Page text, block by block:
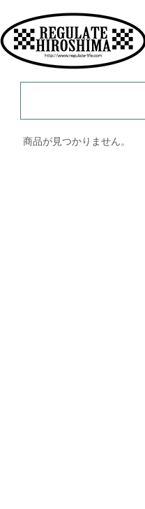
商品が見つかりません。